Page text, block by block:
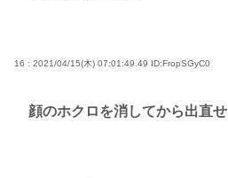
16 : 2021/04/15(木) 07:01:49.49 ID:FropSGyC0
顔のホクロを消してから出直せ